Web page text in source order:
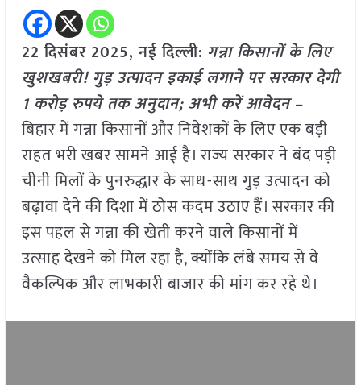
22 दिसंबर 2025, नई दिल्ली: गन्ना किसानों के लिए
खुशखबरी! गुड़ उत्पादन इकाई लगाने पर सरकार देगी
1 करोड़ रुपये तक अनुदान; अभी करें आवेदन–
बिहार में गन्ना किसानों और निवेशकों के लिए एक बड़ी
राहत भरी खबर सामने आई है। राज्य सरकार ने बंद पड़ी
चीनी मिलों के पुनरुद्धार के साथ-साथ गुड़ उत्पादन को
बढ़ावा देने की दिशा में ठोस कदम उठाए हैं। सरकार की
इस पहल से गन्ना की खेती करने वाले किसानों में
उत्साह देखने को मिल रहा है, क्योंकि लंबे समय से वे
वैकल्पिक और लाभकारी बाजार की मांग कर रहे थे।